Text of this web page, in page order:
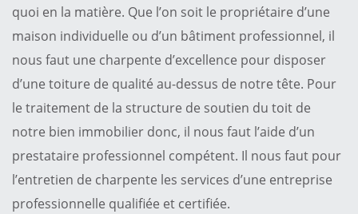
quoi en la matière. Que l’on soit le propriétaire d’une
maison individuelle ou d’un bâtiment professionnel, il
nous faut une charpente d’excellence pour disposer
d’une toiture de qualité au-dessus de notre tête. Pour
le traitement de la structure de soutien du toit de
notre bien immobilier donc, il nous faut l’aide d’un
prestataire professionnel compétent. Il nous faut pour
l’entretien de charpente les services d’une entreprise
professionnelle qualifiée et certifiée.